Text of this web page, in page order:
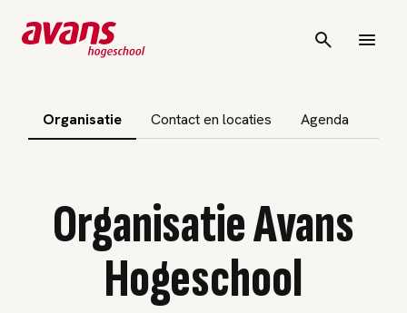
Organisatie
Contact en locaties Agenda
Organisatie Avans
Hogeschool